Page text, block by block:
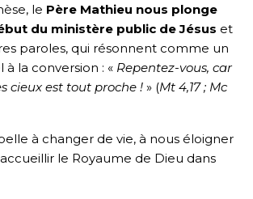
le Père Mathieu nous plonge
du ministère public de Jésus et
paroles, qui résonnent comme un
la conversion : « Repentez-vous, car
cieux est tout proche ! » (Mt 4,17 ; Mc
à changer de vie, à nous éloigner
le Royaume de Dieu dans